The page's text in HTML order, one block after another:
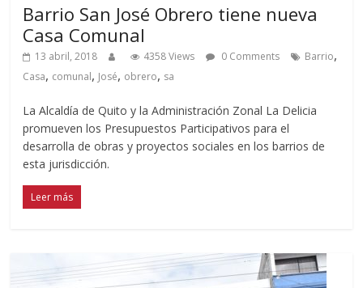
Barrio San José Obrero tiene nueva
Casa Comunal
13 abril, 2018 4358 Views 0 Comments Barrio,
Casa, comunal, José, obrero, sa
La Alcaldía de Quito y la Administración Zonal La Delicia
promueven los Presupuestos Participativos para el
desarrolla de obras y proyectos sociales en los barrios de
esta jurisdicción.
Leer más